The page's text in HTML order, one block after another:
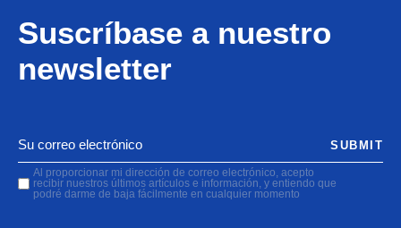
Suscríbase a nuestro
newsletter
Al proporcionar mi dirección de correo electrónico, acepto
recibir nuestros últimos artículos e información, y entiendo que
podré darme de baja fácilmente en cualquier momento
SUBMIT